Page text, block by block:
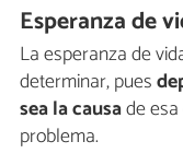
Esperanza de
La esperanza de
determinar, pues
sea la causade
problema.